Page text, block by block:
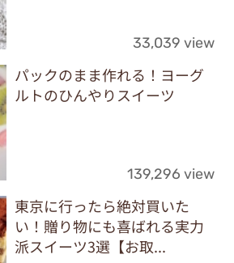
33,039 view
パックのまま作れる！ヨーグ
ルトのひんやりスイーツ
139,296 view
東京に行ったら絶対買いた
い！贈り物にも喜ばれる実力
派スイーツ3選【お取...